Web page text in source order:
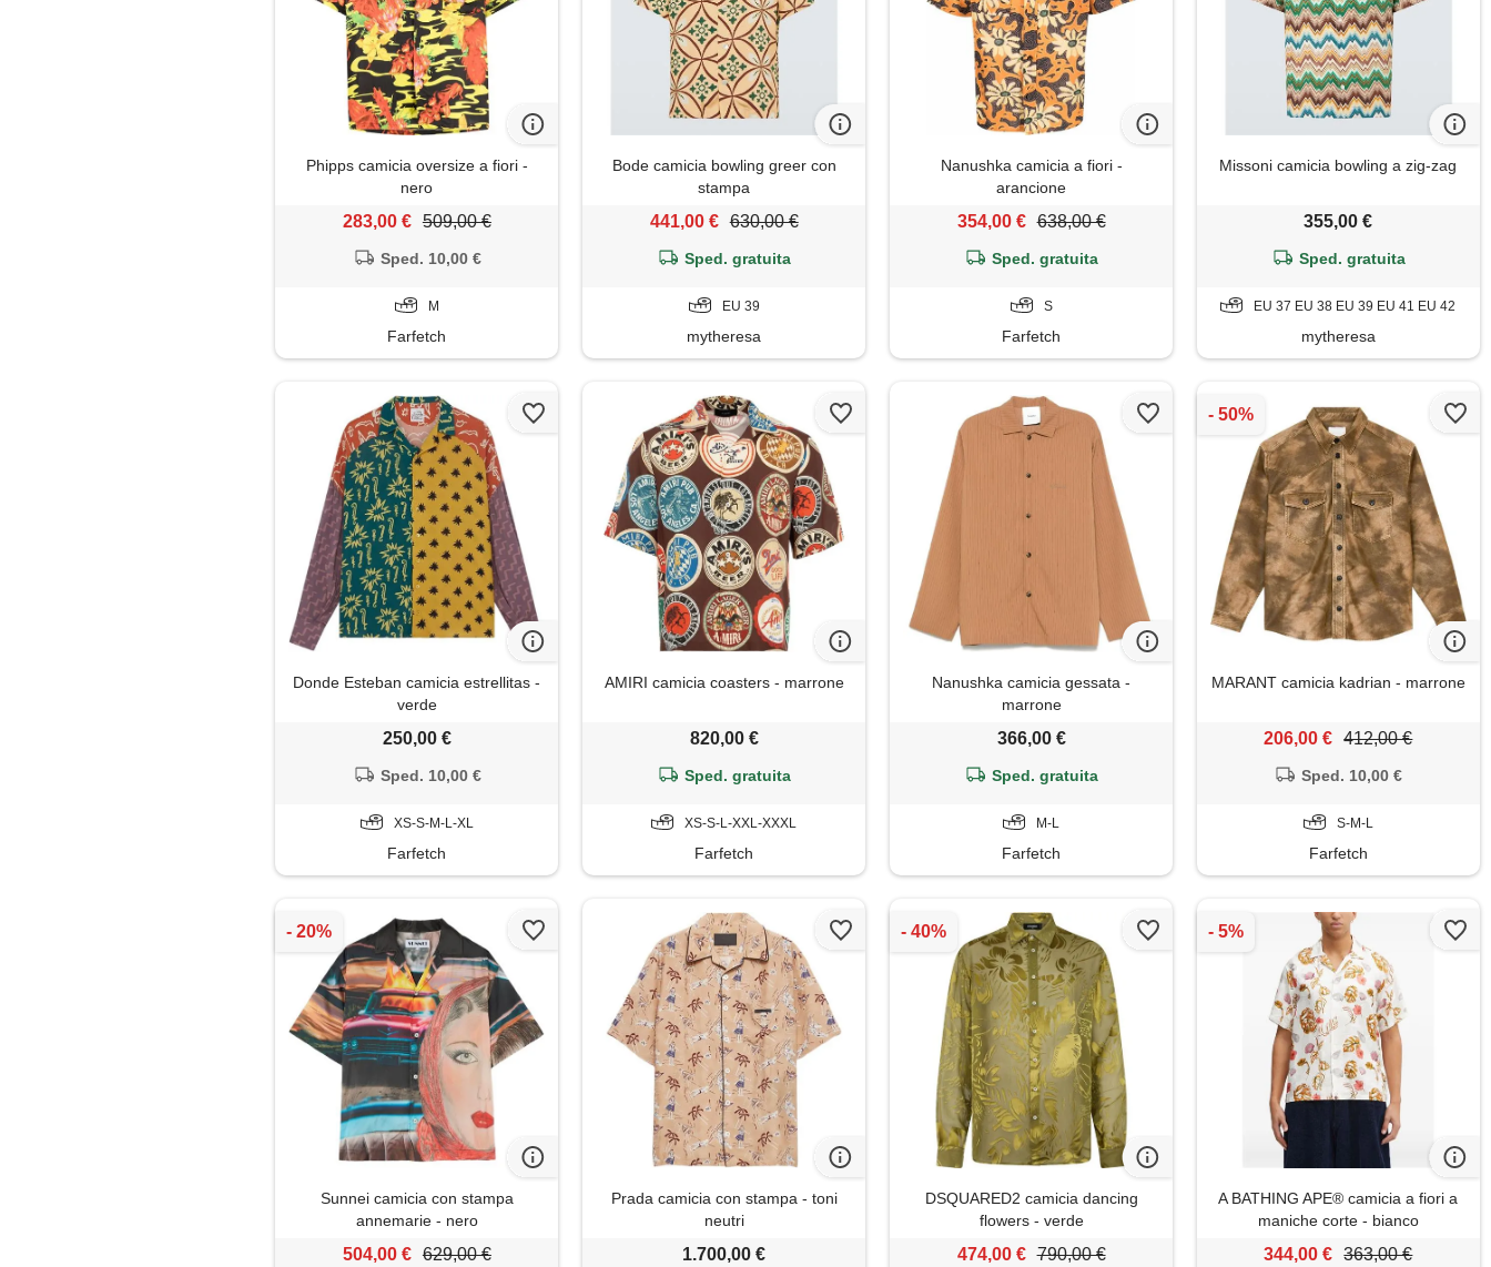
Phipps camicia oversize a fiori -
nero
283,00 € 509,00 €
Sped. 10,00 €
M
Farfetch
Bode camicia bowling greer con
stampa
441,00 € 630,00 €
Sped. gratuita
EU 39
mytheresa
Nanushka camicia a fiori -
arancione
354,00 € 638,00 €
Sped. gratuita
S
Farfetch
Missoni camicia bowling a zig-zag
355,00 €
Sped. gratuita
EU 37 EU 38 EU 39 EU 41 EU 42
mytheresa
Donde Esteban camicia estrellitas -
verde
250,00 €
Sped. 10,00 €
XS-S-M-L-XL
Farfetch
AMIRI camicia coasters - marrone
820,00 €
Sped. gratuita
XS-S-L-XXL-XXXL
Farfetch
Nanushka camicia gessata -
marrone
366,00 €
Sped. gratuita
M-L
Farfetch
MARANT camicia kadrian - marrone
206,00 € 412,00 €
Sped. 10,00 €
S-M-L
Farfetch
Sunnei camicia con stampa
annemarie - nero
504,00 € 629,00 €
Prada camicia con stampa - toni
neutri
1.700,00 €
DSQUARED2 camicia dancing
flowers - verde
474,00 € 790,00 €
A BATHING APE® camicia a fiori a
maniche corte - bianco
344,00 € 363,00 €